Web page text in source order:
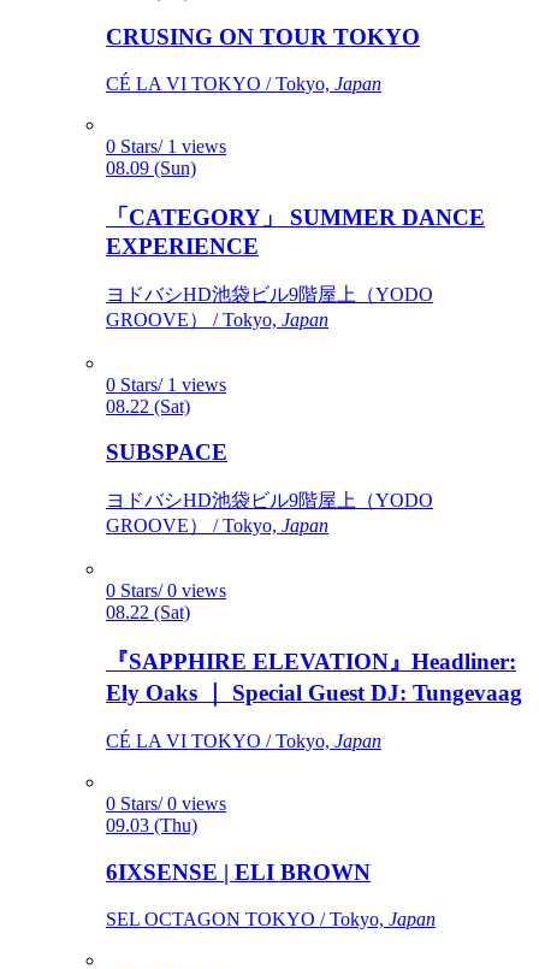
CRUSING ON TOUR TOKYO
CÉ LA VI TOKYO / Tokyo, Japan
0 Stars/ 1 views
08.09 (Sun)
「CATEGORY」 SUMMER DANCE
EXPERIENCE
ヨドバシHD池袋ビル9階屋上（YODO
GROOVE） / Tokyo, Japan
0 Stars/ 1 views
08.22 (Sat)
SUBSPACE
ヨドバシHD池袋ビル9階屋上（YODO
GROOVE） / Tokyo, Japan
0 Stars/ 0 views
08.22 (Sat)
『SAPPHIRE ELEVATION』Headliner:
Ely Oaks ｜ Special Guest DJ: Tungevaag
CÉ LA VI TOKYO / Tokyo, Japan
0 Stars/ 0 views
09.03 (Thu)
6IXSENSE | ELI BROWN
SEL OCTAGON TOKYO / Tokyo, Japan